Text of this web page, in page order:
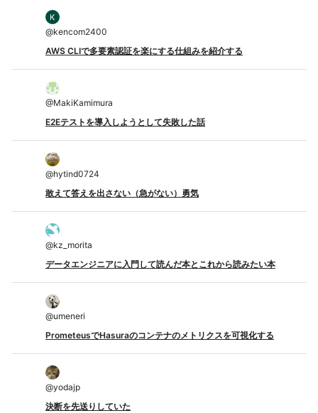
@kencom2400
AWS CLIで多要素認証を楽にする仕組みを紹介する
@MakiKamimura
E2Eテストを導入しようとして失敗した話
@hytind0724
敢えて答えを出さない（急がない）勇気
@kz_morita
データエンジニアに入門して読んだ本とこれから読みたい本
@umeneri
PrometeusでHasuraのコンテナのメトリクスを可視化する
@yodajp
決断を先送りしていた